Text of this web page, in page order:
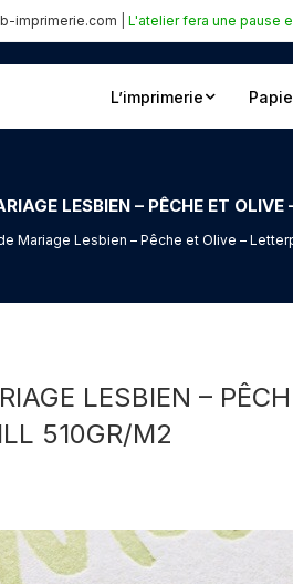
imprimerie.com L'atelier fera une pause
L’imprimerie
LESBIEN – PÊCHE ET
Mariage Lesbien – Pêche et Olive –
LESBIEN –
510GR/M2